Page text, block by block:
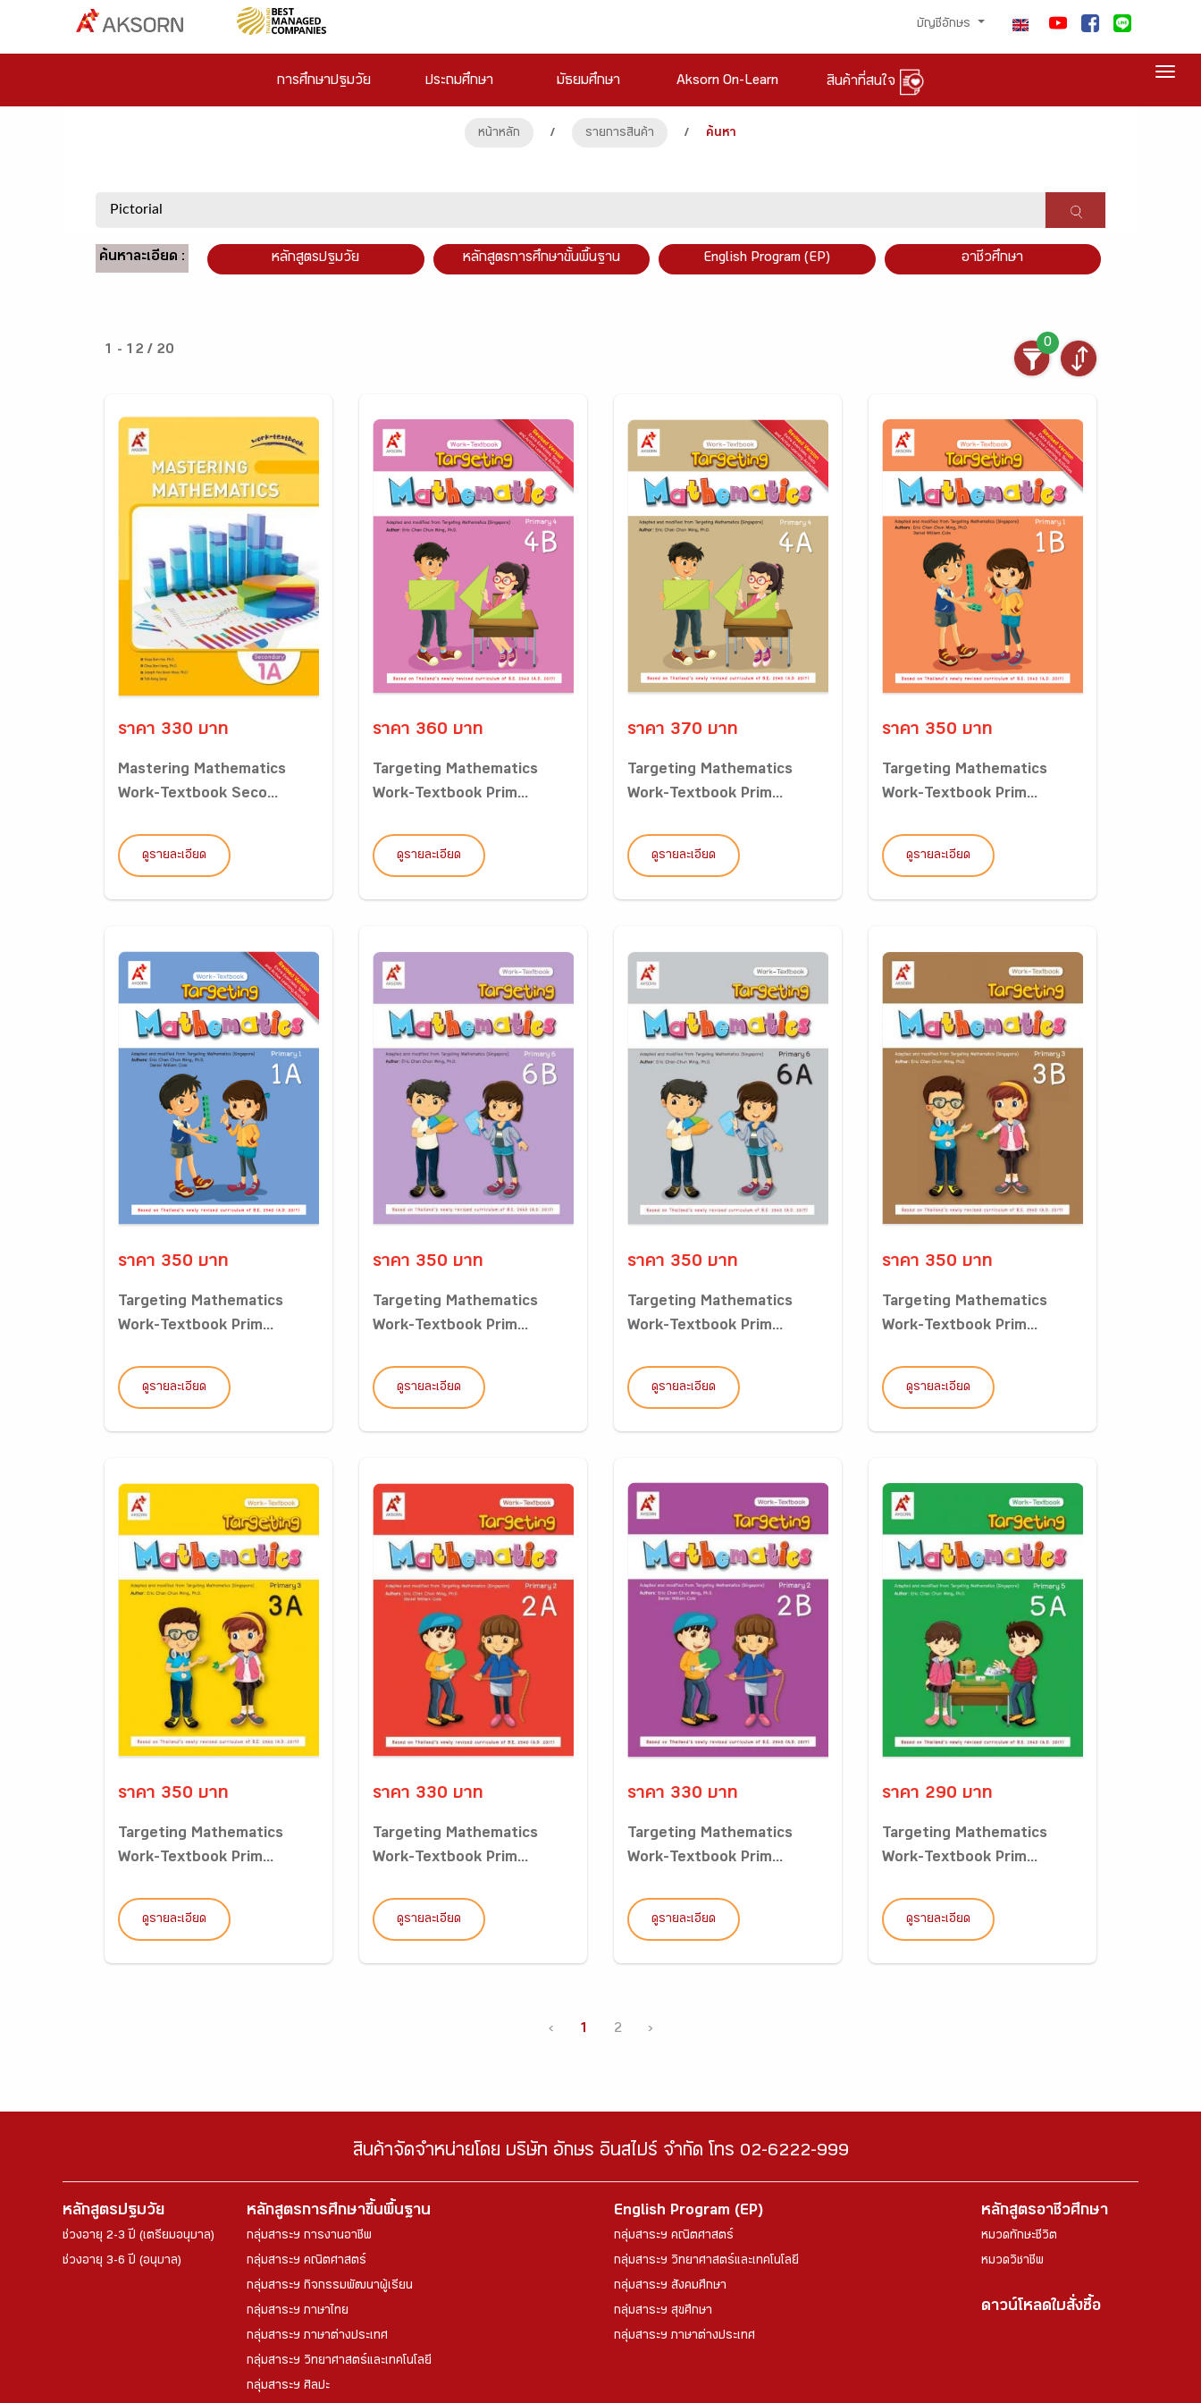
บัญชีอักษร
การศึกษาปฐมวัย ประถมศึกษา มัธยมศึกษา Aksorn On-Learn สินค้าที่สนใจ
หน้าหลัก / รายการสินค้า / ค้นหา
ค้นหาละเอียด : หลักสูตรปฐมวัย หลักสูตรการศึกษาขั้นพื้นฐาน English Program (EP) อาชีวศึกษา
1 - 12 / 20
0
ราคา 330 บาท
Mastering Mathematics
Work-Textbook Seco...
ดูรายละเอียด
ราคา 360 บาท
Targeting Mathematics
Work-Textbook Prim...
ดูรายละเอียด
ราคา 370 บาท
Targeting Mathematics
Work-Textbook Prim...
ดูรายละเอียด
ราคา 350 บาท
Targeting Mathematics
Work-Textbook Prim...
ดูรายละเอียด
ราคา 350 บาท
Targeting Mathematics
Work-Textbook Prim...
ดูรายละเอียด
ราคา 350 บาท
Targeting Mathematics
Work-Textbook Prim...
ดูรายละเอียด
ราคา 350 บาท
Targeting Mathematics
Work-Textbook Prim...
ดูรายละเอียด
ราคา 350 บาท
Targeting Mathematics
Work-Textbook Prim...
ดูรายละเอียด
ราคา 350 บาท
Targeting Mathematics
Work-Textbook Prim...
ดูรายละเอียด
ราคา 330 บาท
Targeting Mathematics
Work-Textbook Prim...
ดูรายละเอียด
ราคา 330 บาท
Targeting Mathematics
Work-Textbook Prim...
ดูรายละเอียด
ราคา 290 บาท
Targeting Mathematics
Work-Textbook Prim...
ดูรายละเอียด
‹ 1 2 ›
สินค้าจัดจำหน่ายโดย บริษัท อักษร อินสไปร์ จำกัด โทร 02-6222-999
หลักสูตรปฐมวัย
ช่วงอายุ 2-3 ปี (เตรียมอนุบาล)
ช่วงอายุ 3-6 ปี (อนุบาล)
หลักสูตรการศึกษาขึ้นพื้นฐาน
กลุ่มสาระฯ การงานอาชีพ
กลุ่มสาระฯ คณิตศาสตร์
กลุ่มสาระฯ กิจกรรมพัฒนาผู้เรียน
กลุ่มสาระฯ ภาษาไทย
กลุ่มสาระฯ ภาษาต่างประเทศ
กลุ่มสาระฯ วิทยาศาสตร์และเทคโนโลยี
กลุ่มสาระฯ ศิลปะ
English Program (EP)
กลุ่มสาระฯ คณิตศาสตร์
กลุ่มสาระฯ วิทยาศาสตร์และเทคโนโลยี
กลุ่มสาระฯ สังคมศึกษา
กลุ่มสาระฯ สุขศึกษา
กลุ่มสาระฯ ภาษาต่างประเทศ
หลักสูตรอาชีวศึกษา
หมวดทักษะชีวิต
หมวดวิชาชีพ
ดาวน์โหลดใบสั่งซื้อ